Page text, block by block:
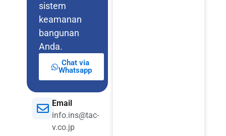
sistem
keamanan
bangunan
Anda.
Chat via
Whatsapp
Email
info.ins@tac-
v.co.jp